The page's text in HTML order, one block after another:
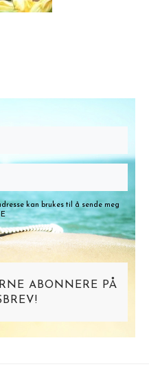
kan brukes til å sende meg
ABONNERE PÅ